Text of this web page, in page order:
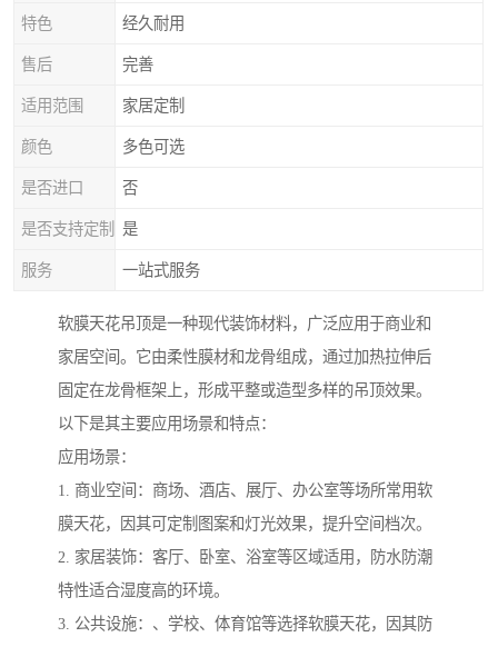
特色 经久耐用
售后 完善
适用范围 家居定制
颜色 多色可选
是否进口 否
是否支持定制 是
服务 一站式服务
软膜天花吊顶是一种现代装饰材料，广泛应用于商业和
家居空间。它由柔性膜材和龙骨组成，通过加热拉伸后
固定在龙骨框架上，形成平整或造型多样的吊顶效果。
以下是其主要应用场景和特点：
应用场景：
1. 商业空间：商场、酒店、展厅、办公室等场所常用软
膜天花，因其可定制图案和灯光效果，提升空间档次。
2. 家居装饰：客厅、卧室、浴室等区域适用，防水防潮
特性适合湿度高的环境。
3. 公共设施：、学校、体育馆等选择软膜天花，因其防